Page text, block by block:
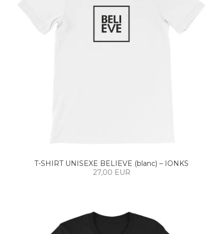
T-SHIRT UNISEXE BELIEVE (blanc) – IONKS
27,00 EUR